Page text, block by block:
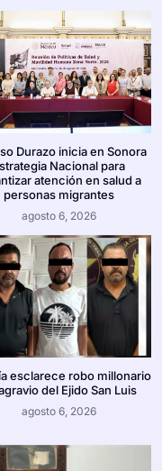
Durazo inicia en Sonora
Nacional para
atención en salud a
personas migrantes
agosto 6, 2026
esclarece robo millonario
del Ejido San Luis
agosto 6, 2026